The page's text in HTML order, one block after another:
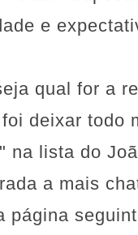
e
qual for a
deixar todo
na lista do
a mais
página